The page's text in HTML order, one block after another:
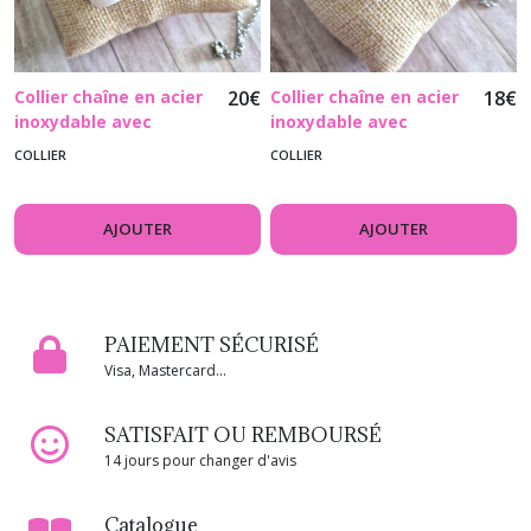
Collier chaîne en acier
inoxydable avec
pendentif coeur en
20€
COLLIER
AJOUTER
Collier chaîne en acier
inoxydable avec
pendentif coeur en
18€
COLLIER
AJOUTER
PAIEMENT SÉCURISÉ
Visa, Mastercard...
SATISFAIT OU REMBOURSÉ
14 jours pour changer d'avis
Catalogue